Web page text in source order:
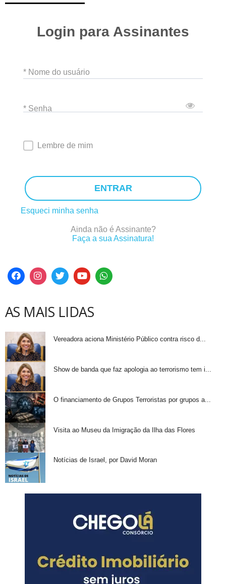
Login para Assinantes
* Nome do usuário
* Senha
Lembre de mim
ENTRAR
Esqueci minha senha
Ainda não é Assinante?
Faça a sua Assinatura!
AS MAIS LIDAS
Vereadora aciona Ministério Público contra risco d...
Show de banda que faz apologia ao terrorismo tem i...
O financiamento de Grupos Terroristas por grupos a...
Visita ao Museu da Imigração da Ilha das Flores
Notícias de Israel, por David Moran